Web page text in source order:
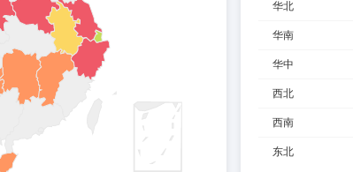
华北
华南
华中
西北
西南
东北